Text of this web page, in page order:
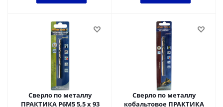
Сверло по металлу
ПРАКТИКА Р6М5 5,5 х 93
Сверло по металлу
кобальтовое ПРАКТИКА